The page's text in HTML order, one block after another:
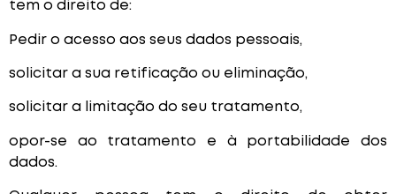
tem o direito de:
Pedir o acesso aos seus dados pessoais,
solicitar a sua retificação ou eliminação,
solicitar a limitação do seu tratamento,
opor-se ao tratamento e à portabilidade dos
dados.